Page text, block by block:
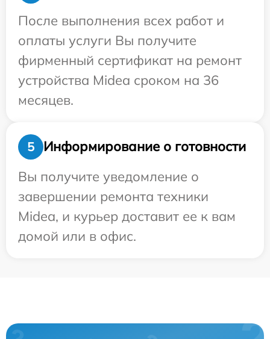
После выполнения всех работ и
оплаты услуги Вы получите
фирменный сертификат на ремонт
устройства Midea сроком на 36
месяцев.
5
Информирование о готовности
Вы получите уведомление о
завершении ремонта техники
Midea, и курьер доставит ее к вам
домой или в офис.